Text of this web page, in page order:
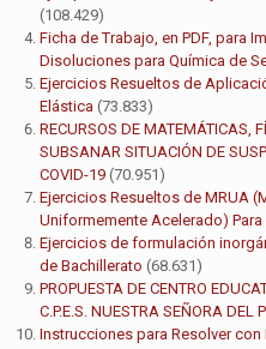
(108.429)
Ficha de Trabajo, en PDF, para
Disoluciones para Química de
Ejercicios Resueltos de
Elástica (73.833)
RECURSOS DE MATEMÁTICAS,
SUBSANAR SITUACIÓN DE
COVID-19 (70.951)
Ejercicios Resueltos de MRUA
Uniformemente Acelerado) Para
Ejercicios de formulación
de Bachillerato (68.631)
PROPUESTA DE CENTRO
C.P.E.S. NUESTRA SEÑORA DEL
Instrucciones para Resolver